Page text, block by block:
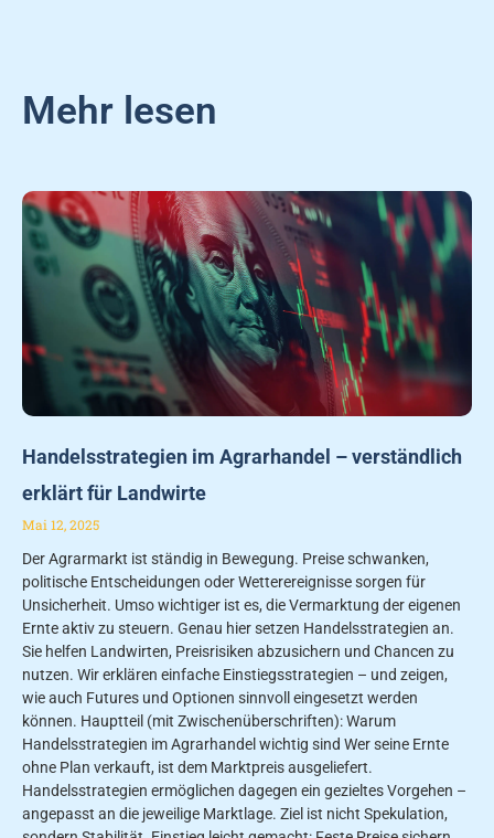
Mehr lesen
Handelsstrategien im Agrarhandel – verständlich
erklärt für Landwirte
Mai 12, 2025
Der Agrarmarkt ist ständig in Bewegung. Preise schwanken,
politische Entscheidungen oder Wetterereignisse sorgen für
Unsicherheit. Umso wichtiger ist es, die Vermarktung der eigenen
Ernte aktiv zu steuern. Genau hier setzen Handelsstrategien an.
Sie helfen Landwirten, Preisrisiken abzusichern und Chancen zu
nutzen. Wir erklären einfache Einstiegsstrategien – und zeigen,
wie auch Futures und Optionen sinnvoll eingesetzt werden
können. Hauptteil (mit Zwischenüberschriften): Warum
Handelsstrategien im Agrarhandel wichtig sind Wer seine Ernte
ohne Plan verkauft, ist dem Marktpreis ausgeliefert.
Handelsstrategien ermöglichen dagegen ein gezieltes Vorgehen –
angepasst an die jeweilige Marktlage. Ziel ist nicht Spekulation,